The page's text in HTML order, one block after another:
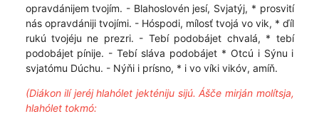
opravdánijem tvojím. - Blahoslovén jesí, Svjatýj, * prosvití
nás opravdániji tvojími. - Hóspodi, mílosť tvojá vo vik, * ďíl
rukú tvojéju ne prezri. - Tebí podobájet chvalá, * tebí
podobájet pínije. - Tebí sláva podobájet * Otcú i Sýnu i
svjatómu Dúchu. - Nýňi i prísno, * i vo víki vikóv, amíň.
(Diákon ilí jeréj hlahólet jekténiju sijú. Ášče mirján molítsja,
hlahólet tokmó: